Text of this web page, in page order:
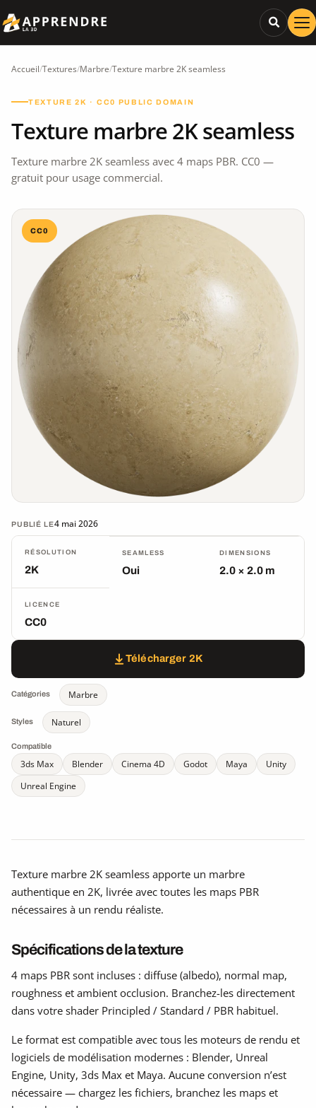
Accueil/Textures/Marbre/Texture marbre 2K seamless
TEXTURE 2K · CC0 PUBLIC DOMAIN
Texture marbre 2K seamless
Texture marbre 2K seamless avec 4 maps PBR. CC0 —
gratuit pour usage commercial.
CC0
PUBLIÉ LE4 mai 2026
RÉSOLUTION
2K
SEAMLESS
Oui
DIMENSIONS
2.0 × 2.0 m
LICENCE
CC0
Télécharger 2K
Catégories Marbre
Styles Naturel
Compatible
3ds Max Blender Cinema 4D Godot Maya
Unity
Unreal Engine
Texture marbre 2K seamless apporte un marbre
authentique en 2K, livrée avec toutes les maps PBR
nécessaires à un rendu réaliste.
Spécifications de la texture
4 maps PBR sont incluses : diffuse (albedo), normal map,
roughness et ambient occlusion. Branchez-les directement
dans votre shader Principled / Standard / PBR habituel.
Le format est compatible avec tous les moteurs de rendu et
logiciels de modélisation modernes : Blender, Unreal
Engine, Unity, 3ds Max et Maya. Aucune conversion n’est
nécessaire — chargez les fichiers, branchez les maps et